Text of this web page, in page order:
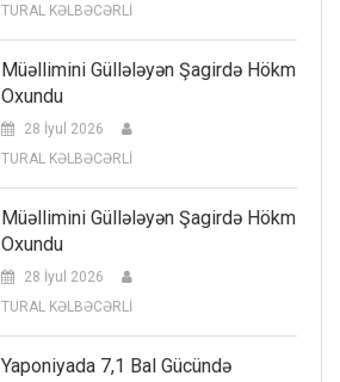
TURAL KƏLBƏCƏRLİ
Müəllimini Güllələyən Şagirdə Hökm
Oxundu
28 İyul 2026
TURAL KƏLBƏCƏRLİ
Müəllimini Güllələyən Şagirdə Hökm
Oxundu
28 İyul 2026
TURAL KƏLBƏCƏRLİ
Yaponiyada 7,1 Bal Gücündə